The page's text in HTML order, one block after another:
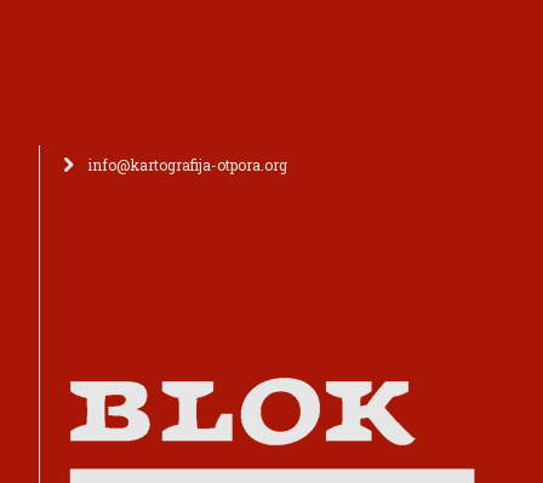
info@kartografija-otpora.org